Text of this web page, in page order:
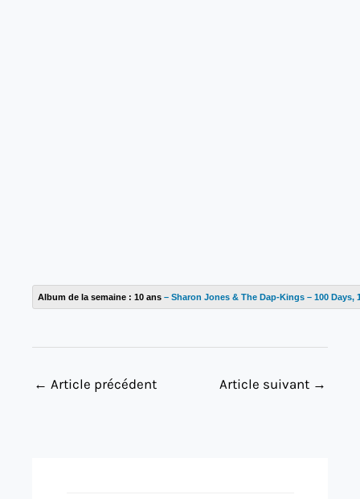
Album de la semaine : 10 ans – Sharon Jones & The Dap-Kings – 100 Days,
← Article précédent Article suivant →